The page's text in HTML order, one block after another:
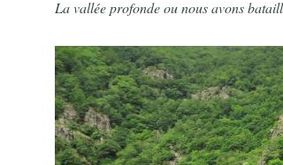
La vallée profonde ou nous avons